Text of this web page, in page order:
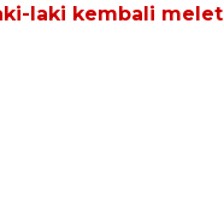
laki kembali